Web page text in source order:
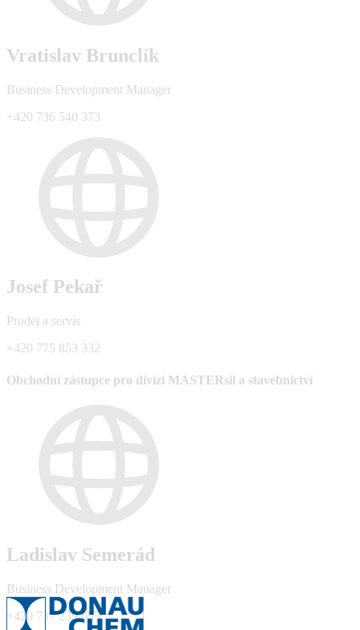
Vratislav Brunclík
Business Development Manager
+420 736 540 373
Josef Pekař
Prodej a servis
+420 775 853 332
Obchodní zástupce pro divizi MASTERsil a stavebnictví
Ladislav Semerád
Business Development Manager
+420 737 239 655